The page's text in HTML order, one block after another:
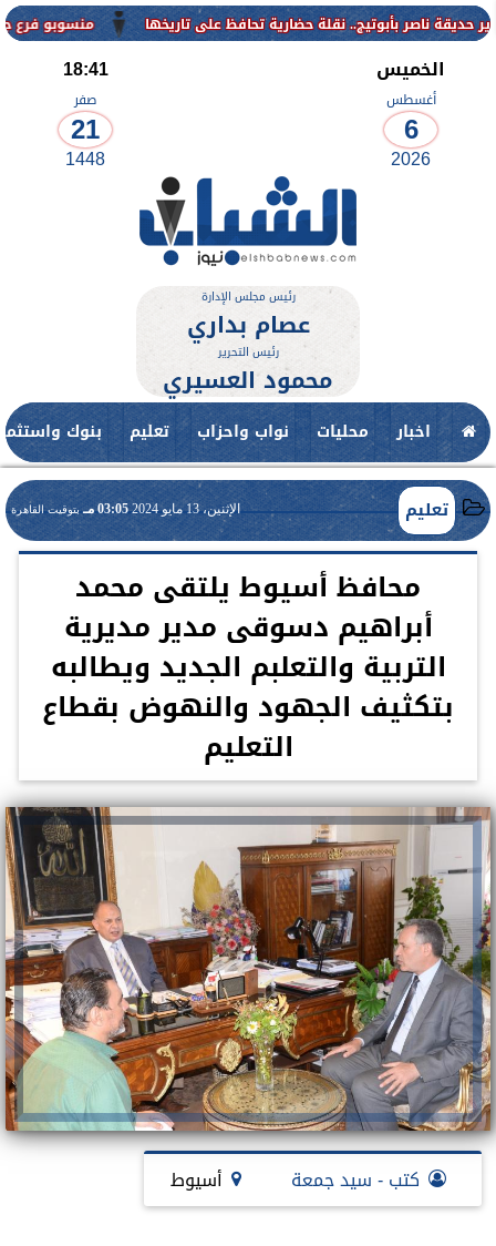
منسوبو فرع جامعة
الخميس
أغسطس
6
2026
18:41
صفر
21
1448
رئيس مجلس الإدارة
عصام بداري
رئيس التحرير
محمود العسيري
اخبار محليات نواب واحزاب تعليم بنوك
تعليم الإثنين، 13 مايو 2024 03:05 مـ بتوقيت القاهرة
محافظ أسيوط يلتقى محمد
أبراهيم دسوقى مدير مديرية
التربية والتعلبم الجديد ويطالبه
بتكثيف الجهود والنهوض بقطاع
التعليم
كتب - سيد جمعة أسيوط